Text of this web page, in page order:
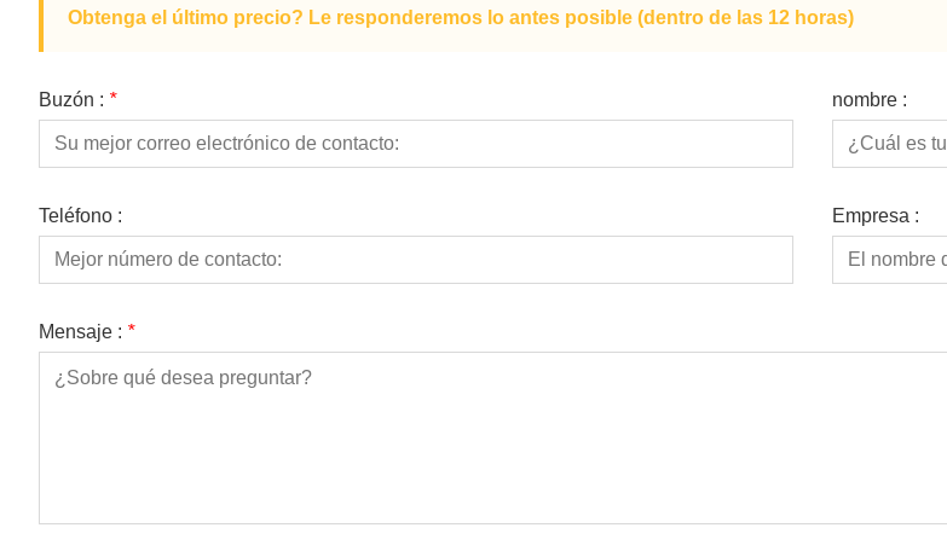
Obtenga el último precio? Le responderemos lo antes posible (dentro de las 12 horas)
Buzón : * nombre :
Teléfono : Empresa :
Mensaje : *